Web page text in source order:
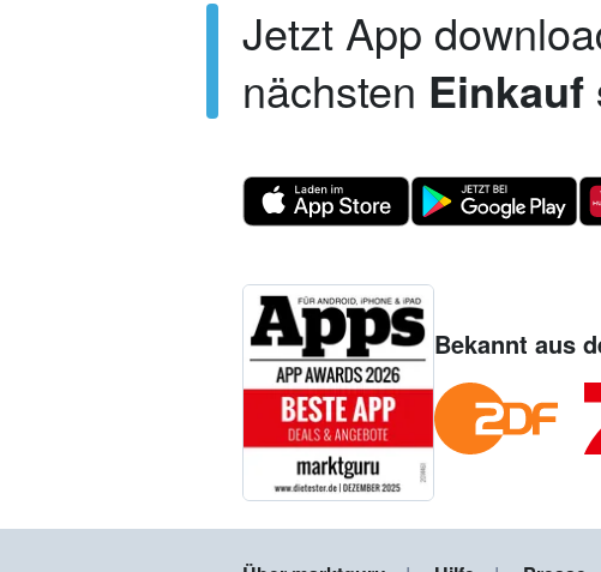
Jetzt App
nächsten Einkauf
Bekannt aus